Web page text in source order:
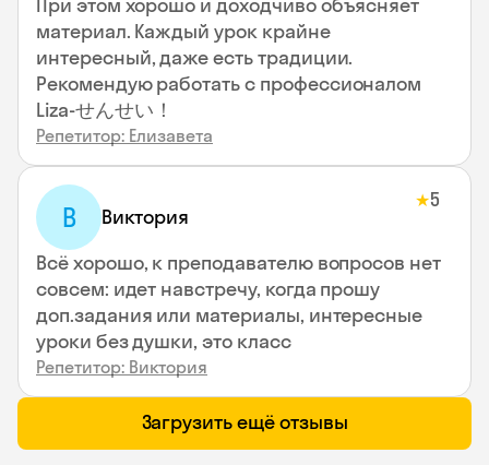
материал. Каждый урок крайне
интересный, даже есть традиции.
Рекомендую работать с профессионалом
Liza-せんせい！
Репетитор: Елизавета
В Виктория
★5
Всё хорошо, к преподавателю вопросов нет
совсем: идет навстречу, когда прошу
доп.задания или материалы, интересные
уроки без душки, это класс
Репетитор: Виктория
Загрузить ещё отзывы